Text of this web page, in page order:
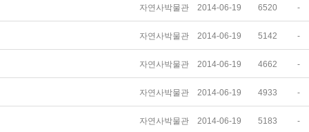
자연사박물관 2014-06-19 6520 -
자연사박물관 2014-06-19 5142 -
자연사박물관 2014-06-19 4662 -
자연사박물관 2014-06-19 4933 -
자연사박물관 2014-06-19 5183 -